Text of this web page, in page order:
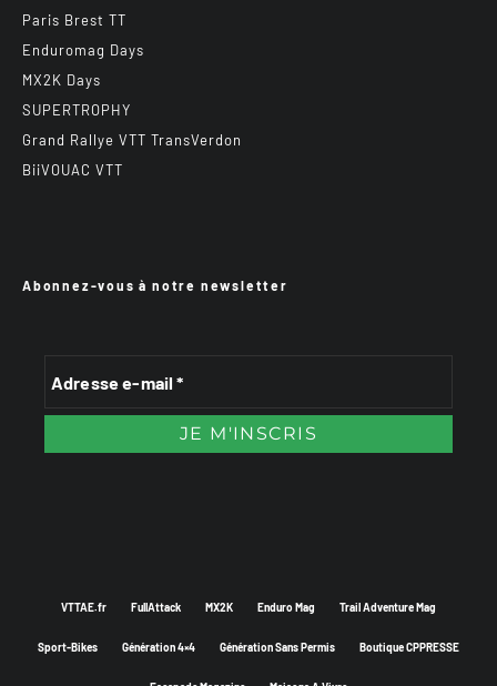
Paris Brest TT
Enduromag Days
MX2K Days
SUPERTROPHY
Grand Rallye VTT TransVerdon
BiiVOUAC VTT
Abonnez-vous à notre newsletter
VTTAE.fr FullAttack MX2K Enduro Mag Trail Adventure Mag
Sport-Bikes Génération 4×4 Génération Sans Permis Boutique CPPRESSE